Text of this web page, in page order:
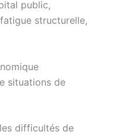
public,
structurelle,
situations de
difficultés de